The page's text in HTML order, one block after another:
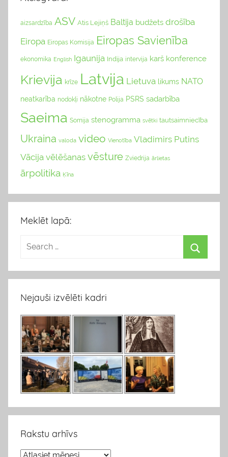
aizsardzība ASV Atis Lejiņš Baltija budžets drošība
Eiropa Eiropas Komisija Eiropas Savienība
ekonomika English Igaunija Indija intervija karš konference
Krievija krīze Latvija Lietuva likums NATO
neatkarība nodokļi nākotne Polija PSRS sadarbība
Saeima Somija stenogramma svētki tautsaimniecība
Ukraina valoda video Vienotība Vladimirs Putins
Vācija vēlēšanas vēsture Zviedrija ārlietas
ārpolitika Ķīna
Meklēt lapā:
Nejauši izvēlēti kadri
Rakstu arhīvs